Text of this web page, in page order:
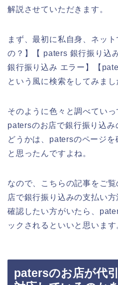
解説させていただきます。
まず、最初に私自身、ネッ
の？】【 paters 銀行振り
銀行振り込み エラー】【
という風に検索をしてみまし
そのように色々と調べていっ
patersのお店で銀行振り込
どうかは、patersのページを
と思ったんですよね。
なので、こちらの記事をご
店で銀行振り込みの支払い
確認したい方がいたら、
ックされるといいと思います
patersのお店が代